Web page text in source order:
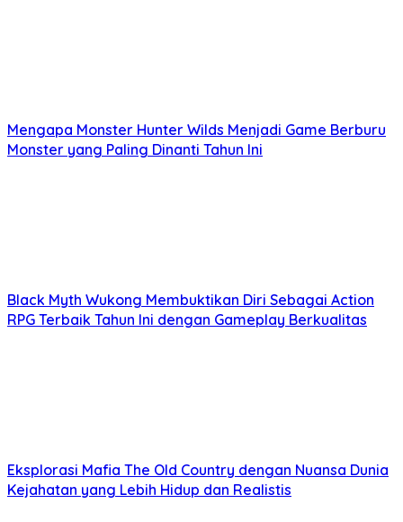
Mengapa Monster Hunter Wilds Menjadi Game Berburu
Monster yang Paling Dinanti Tahun Ini
Black Myth Wukong Membuktikan Diri Sebagai Action
RPG Terbaik Tahun Ini dengan Gameplay Berkualitas
Eksplorasi Mafia The Old Country dengan Nuansa Dunia
Kejahatan yang Lebih Hidup dan Realistis